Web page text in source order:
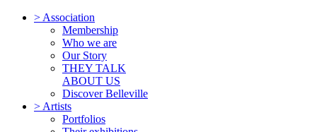
> Association
Membership
Who we are
Our Story
THEY TALK
ABOUT US
Discover Belleville
> Artists
Portfolios